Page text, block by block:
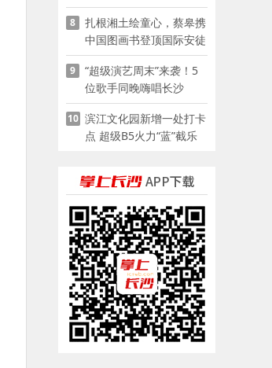
8
扎根湘土绘童心，蔡皋携
中国图画书登顶国际安徒
生奖
9
“超级演艺周末”来袭！5
位歌手同晚嗨唱长沙
10 滨江文化园新增一处打卡
点 超级B5火力“蓝”截乐